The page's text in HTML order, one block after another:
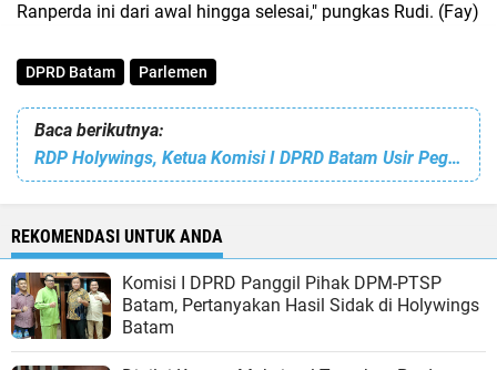
Ranperda ini dari awal hingga selesai," pungkas Rudi. (Fay)
DPRD Batam Parlemen
Baca berikutnya:
RDP Holywings, Ketua Komisi I DPRD Batam Usir Pegawai BP2RD Batam
REKOMENDASI UNTUK ANDA
Komisi I DPRD Panggil Pihak DPM-PTSP
Batam, Pertanyakan Hasil Sidak di Holywings
Batam